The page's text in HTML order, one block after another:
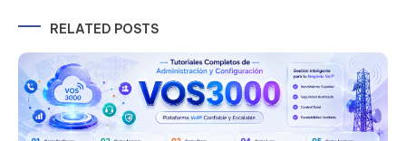
RELATED POSTS